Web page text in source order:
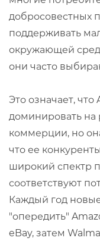
добросовестных
поддерживать
окружающей
они часто
Это означает,
доминировать на
коммерции, но
что ее
широкий спектр
соответствуют
Каждый год
"опередить"
eBay, затем